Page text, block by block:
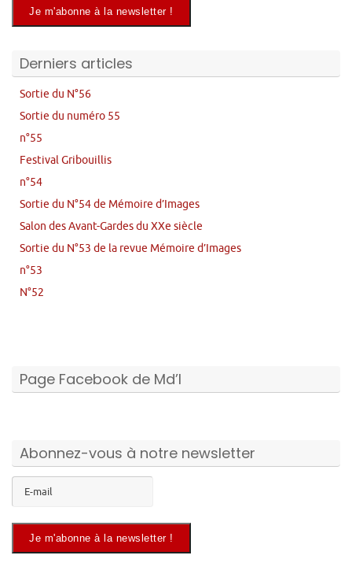
Derniers articles
Sortie du N°56
Sortie du numéro 55
n°55
Festival Gribouillis
n°54
Sortie du N°54 de Mémoire d’Images
Salon des Avant-Gardes du XXe siècle
Sortie du N°53 de la revue Mémoire d’Images
n°53
N°52
Page Facebook de Md’I
Abonnez-vous à notre newsletter